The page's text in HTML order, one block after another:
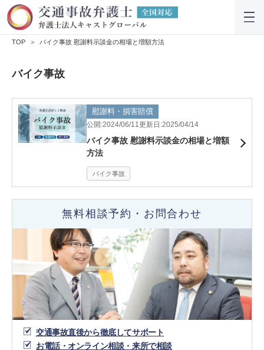
TOP バイク事故 慰謝料示談金の相場と増額方法
バイク事故
慰謝料・損害賠償
公開:2024/06/11更新日:2025/04/14
バイク事故 慰謝料示談金の相場と増額
方法
バイク事故
無料相談予約・お問合わせ
交通事故直後から徹底してサポート
お電話・オンライン相談・来所で相談